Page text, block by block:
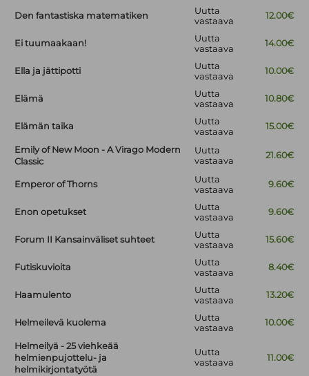
Den fantastiska matematiken
Uutta
vastaava
12.00€
Ei tuumaakaan!
Uutta
vastaava
14.00€
Ella ja jättipotti
Uutta
vastaava
10.00€
Elämä
Uutta
vastaava
10.80€
Elämän taika
Uutta
vastaava
15.00€
Emily of New Moon - A Virago Modern
Classic
Uutta
vastaava
21.60€
Emperor of Thorns
Uutta
vastaava
9.60€
Enon opetukset
Uutta
vastaava
9.60€
Forum II Kansainväliset suhteet
Uutta
vastaava
15.60€
Futiskuvioita
Uutta
vastaava
8.40€
Haamulento
Uutta
vastaava
13.20€
Helmeilevä kuolema
Uutta
vastaava
10.00€
Helmeilyä - 25 viehkeää
helmienpujottelu- ja
helmikirjontatyötä
Uutta
vastaava
11.00€